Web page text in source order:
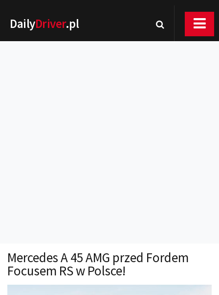
DailyDriver.pl
Technika jazdy
Oświetlenie
Mercedes A 45 AMG przed Fordem
Focusem RS w Polsce!